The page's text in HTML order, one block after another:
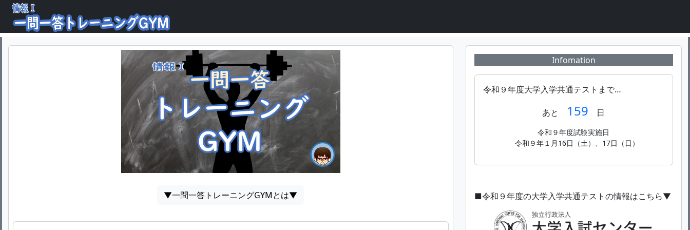
▼一問一答トレーニングGYMとは▼
Infomation
令和９年度大学入学共通テストまで…
あと 159 日
令和９年度試験実施日
令和９年１月16日（土）、17日（日）
■令和９年度の大学入学共通テストの情報はこちら▼